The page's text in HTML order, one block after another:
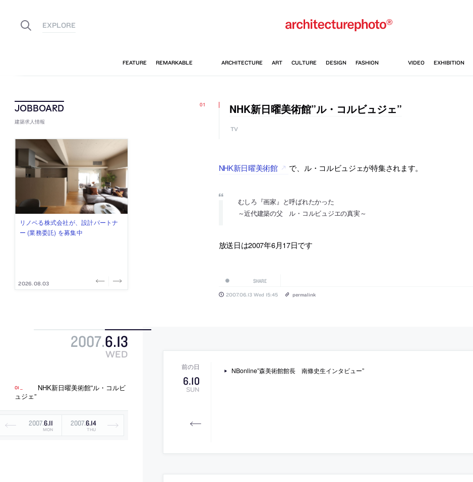
建築求人情報
佐々木慧が主宰する「axonometric株
式会社」が、設計スタッフ（経験
2026.08.07
古民家を軸に全国で“価値循環の仕組
み”を作り、リモートワーク主体の働
2026.08.03
リノベる株式会社が、設計パートナ
ー (業務委託) を募集中
2026.08.03
社会への影響力のある建築を手掛
け、スタッフ同士で助け合う環境づ
2026.07.31
代官山を拠点に活動する「梅澤竜也 /
ALA INC.」が、設計スタッフ・アル
2026.07.30
2007.6.13
WED
NHK新日曜美術館”ル・コルビ
ュジェ”
2007.6.11
MON
2007.6.14
THU
NHK新日曜美術館”ル・コルビュジェ”
TV
NHK新日曜美術館 で、ル・コルビュジェが特集されます。
むしろ『画家』と呼ばれたかった
～近代建築の父 ル・コルビュジエの真実～
放送日は2007年6月17日です
SHARE
2007.06.13 Wed 15:45 permalink
6.10
SUN
NBonline”森美術館館長 南條史生インタビュー”